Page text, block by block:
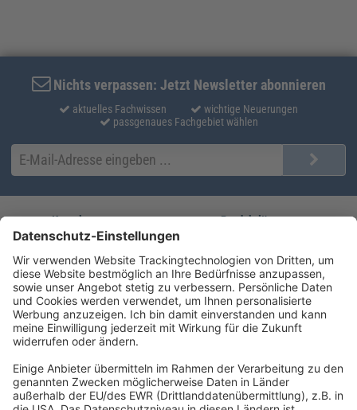
Nichts verpassen: Jetzt Newsletter abonnieren
aktuelles Fachwissen
wichtige Neuerungen
passgenaues Fachgebiet wählen
Kontakt
Sie erreichen uns unter:
(08233) 38 11 23
service@forum-verlag.com
Mo-Do 07:30 - 17:00 Uhr
Fr 07:30 - 15:00 Uhr
Produktlösungen
AKADEMIE HERKERT
Unsere Marken
Folgen Sie uns